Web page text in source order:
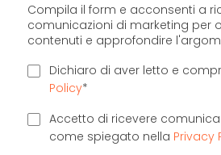
Compila il form e acconsenti a
comunicazioni di marketing per
contenuti e approfondire
Dichiaro di aver letto e
Policy*
Accetto di ricevere
come spiegato nella Privacy